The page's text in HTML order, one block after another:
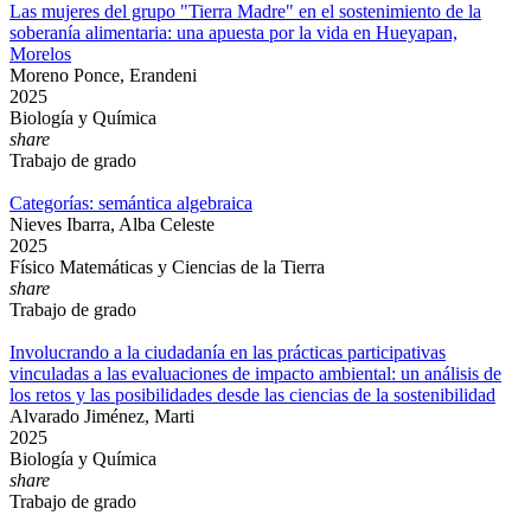
Las mujeres del grupo "Tierra Madre" en el sostenimiento de la
soberanía alimentaria: una apuesta por la vida en Hueyapan,
Morelos
Moreno Ponce, Erandeni
2025
Biología y Química
share
Trabajo de grado
Categorías: semántica algebraica
Nieves Ibarra, Alba Celeste
2025
Físico Matemáticas y Ciencias de la Tierra
share
Trabajo de grado
Involucrando a la ciudadanía en las prácticas participativas
vinculadas a las evaluaciones de impacto ambiental: un análisis de
los retos y las posibilidades desde las ciencias de la sostenibilidad
Alvarado Jiménez, Marti
2025
Biología y Química
share
Trabajo de grado